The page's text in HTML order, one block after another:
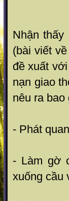
Nhận
(bài viết
đề xuất
nạn giao
nêu ra bao
- Phát
- Làm gờ
xuống cầu